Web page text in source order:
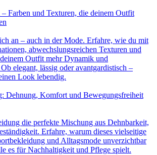
Farben und Texturen, die deinem Outfit
an – auch in der Mode. Erfahre, wie du mit
abwechslungsreichen Texturen und
Outfit mehr Dynamik und
elegant, lässig oder avantgardistisch –
Look lebendig.
Dehnung, Komfort und Bewegungsfreiheit
die perfekte Mischung aus Dehnbarkeit,
Erfahre, warum dieses vielseitige
und Alltagsmode unverzichtbar
es für Nachhaltigkeit und Pflege spielt.